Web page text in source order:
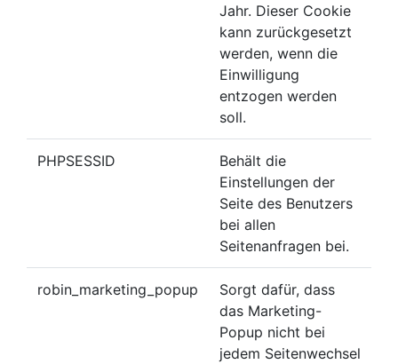
Jahr. Dieser Cookie
kann zurückgesetzt
werden, wenn die
Einwilligung
entzogen werden
soll.
PHPSESSID
Behält die
Einstellungen der
Seite des Benutzers
bei allen
Seitenanfragen bei.
robin_marketing_popup
Sorgt dafür, dass
das Marketing-
Popup nicht bei
jedem Seitenwechsel